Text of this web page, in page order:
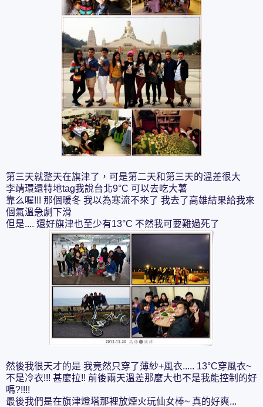
第三天就整天在旗津了，可是第二天和第三天的溫差很大
李靖環還特地tag我說台北9°C 可以去吃大薯
靠么喔!!! 那個暖冬 我以為寒流不來了 我去了高雄結果給我來
個氣溫急劇下滑
但是.... 還好旗津也至少有13°C 不然我可要難過死了
然後我很天才的是 我竟然只穿了薄紗+風衣..... 13°C穿風衣~
不是冷衣!!! 甚麼拉!! 前後兩天溫差那麼大也不是我能控制的好
嗎?!!!!
最後我們是在旗津燈塔那裡放煙火玩仙女棒~ 真的好爽...